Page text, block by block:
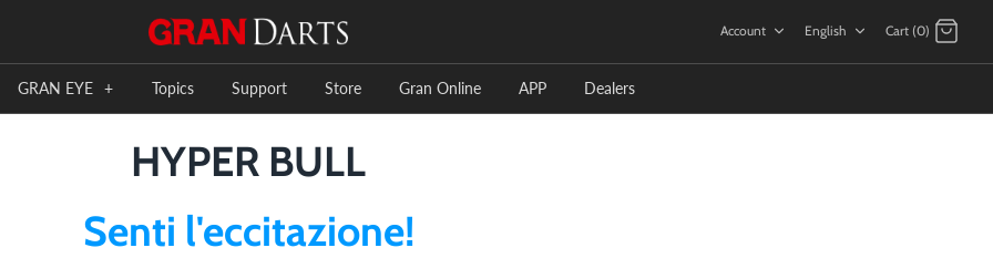
Account Language
English Cart (0)
GRAN EYE + Topics Support Store Gran Online APP Dealers
HYPER BULL
Senti l'eccitazione!